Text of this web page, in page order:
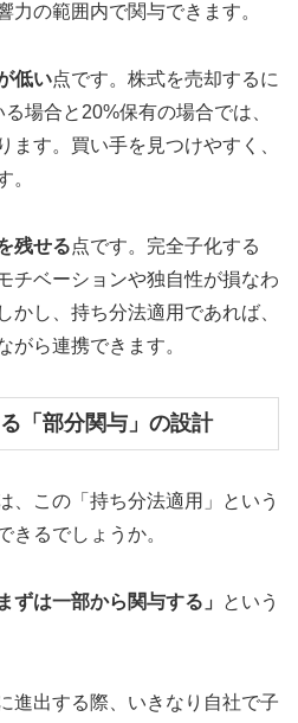
力の範囲内で関与できます。
低い点です。株式を売却するに
場合と20%保有の場合では、
ます。買い手を見つけやすく、
。
残せる点です。完全子化する
チベーションや独自性が損なわ
かし、持ち分法適用であれば、
がら連携できます。
「部分関与」の設計
、この「持ち分法適用」という
きるでしょうか。
まずは一部から関与する」
という
進出する際、いきなり自社で子